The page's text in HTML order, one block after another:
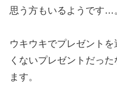
思う方もいるようです…
ウキウキでプレゼント
くないプレゼントだっ
ます。